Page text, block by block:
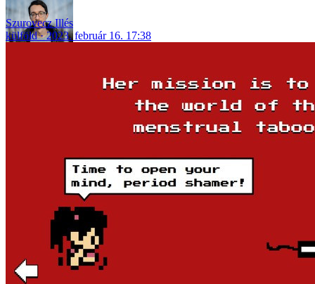
Szurovecz Illés
külföld
2023. február 16. 17:38